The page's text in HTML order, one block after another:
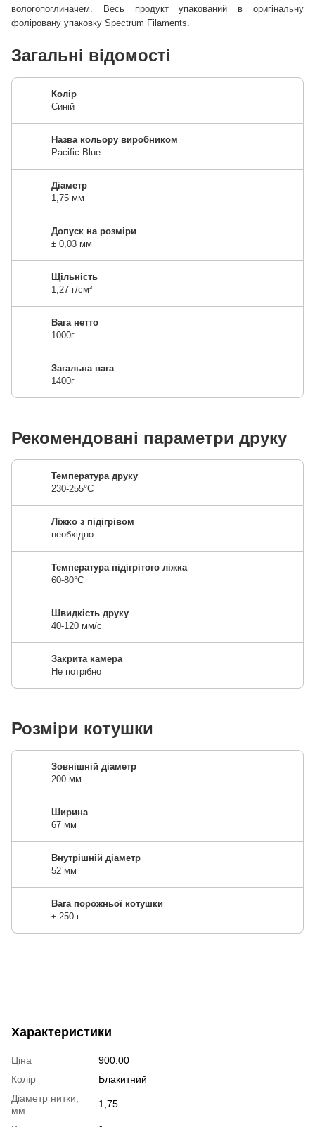
вологопоглиначем. Весь продукт упакований в оригінальну
фоліровану упаковку Spectrum Filaments.
Загальні відомості
Колір
Синій
Назва кольору виробником
Pacific Blue
Діаметр
1,75 мм
Допуск на розміри
± 0,03 мм
Щільність
1,27 г/см³
Вага нетто
1000г
Загальна вага
1400г
Рекомендовані параметри друку
Температура друку
230-255°C
Ліжко з підігрівом
необхідно
Температура підігрітого ліжка
60-80°C
Швидкість друку
40-120 мм/с
Закрита камера
Не потрібно
Розміри котушки
Зовнішній діаметр
200 мм
Ширина
67 мм
Внутрішній діаметр
52 мм
Вага порожньої котушки
± 250 г
Характеристики
Ціна
900.00
Колір
Блакитний
Діаметр нитки,
мм
1,75